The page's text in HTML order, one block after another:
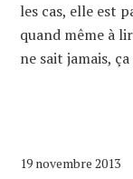
les cas, elle est
quand même à
ne sait jamais,
19 novembre 2013